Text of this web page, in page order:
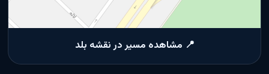
📍 مشاهده مسیر در نقشه بلد